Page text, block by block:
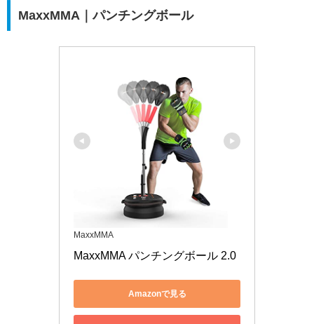
MaxxMMA｜パンチングボール
MaxxMMA
MaxxMMA パンチングボール 2.0
Amazonで見る